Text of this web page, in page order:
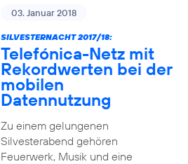
03. Januar 2018
SILVESTERNACHT 2017/18:
Telefónica-Netz mit
Rekordwerten bei der
mobilen
Datennutzung
Zu einem gelungenen
Silvesterabend gehören
Feuerwerk, Musik und eine